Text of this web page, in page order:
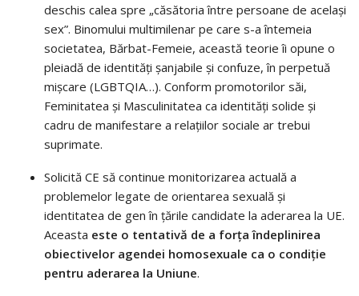
deschis calea spre „căsătoria între persoane de același
sex”. Binomului multimilenar pe care s-a întemeia
societatea, Bărbat-Femeie, această teorie îi opune o
pleiadă de identități șanjabile și confuze, în perpetuă
mișcare (LGBTQIA…). Conform promotorilor săi,
Feminitatea și Masculinitatea ca identități solide și
cadru de manifestare a relațiilor sociale ar trebui
suprimate.
Solicită CE să continue monitorizarea actuală a
problemelor legate de orientarea sexuală și
identitatea de gen în țările candidate la aderarea la UE.
Aceasta este o tentativă de a forța îndeplinirea
obiectivelor agendei homosexuale ca o condiție
pentru aderarea la Uniune.